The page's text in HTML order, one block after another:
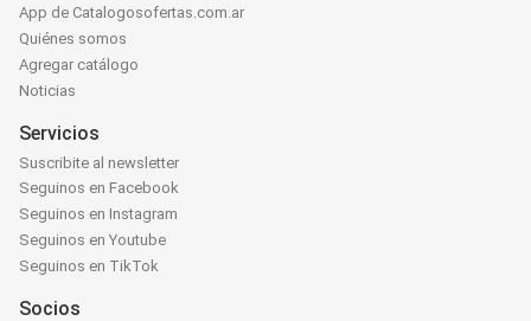
App de Catalogosofertas.com.ar
Quiénes somos
Agregar catálogo
Noticias
Servicios
Suscribite al newsletter
Seguinos en Facebook
Seguinos en Instagram
Seguinos en Youtube
Seguinos en TikTok
Socios